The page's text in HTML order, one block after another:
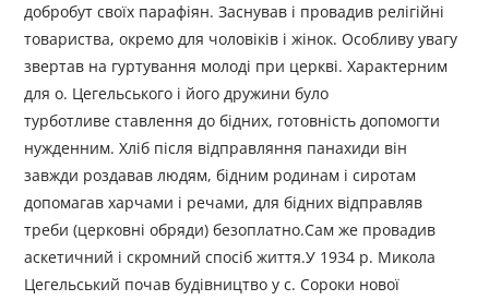
добробут своїх парафіян. Заснував і провадив релігійні
товариства, окремо для чоловіків і жінок. Особливу увагу
звертав на гуртування молоді при церкві. Характерним
для о. Цегельського і його дружини було
турботливе ставлення до бідних, готовність допомогти
нужденним. Хліб після відправляння панахиди він
завжди роздавав людям, бідним родинам і сиротам
допомагав харчами і речами, для бідних відправляв
треби (церковні обряди) безоплатно.Сам же провадив
аскетичний і скромний спосіб життя.У 1934 р. Микола
Цегельський почав будівництво у с. Сороки нової